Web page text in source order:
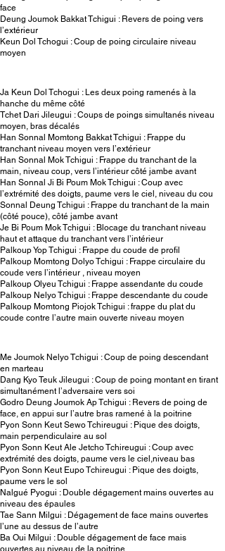
face
Deung Joumok Bakkat Tchigui : Revers de poing vers
l’extérieur
Keun Dol Tchogui : Coup de poing circulaire niveau
moyen
Ja Keun Dol Tchogui : Les deux poing ramenés à la
hanche du même côté
Tchet Dari Jileugui : Coups de poings simultanés niveau
moyen, bras décalés
Han Sonnal Momtong Bakkat Tchigui : Frappe du
tranchant niveau moyen vers l’extérieur
Han Sonnal Mok Tchigui : Frappe du tranchant de la
main, niveau coup, vers l’intérieur côté jambe avant
Han Sonnal Ji Bi Poum Mok Tchigui : Coup avec
l’extrémité des doigts, paume vers le ciel, niveau du cou
Sonnal Deung Tchigui : Frappe du tranchant de la main
(côté pouce), côté jambe avant
Je Bi Poum Mok Tchigui : Blocage du tranchant niveau
haut et attaque du tranchant vers l’intérieur
Palkoup Yop Tchigui : Frappe du coude de profil
Palkoup Momtong Dolyo Tchigui : Frappe circulaire du
coude vers l’intérieur , niveau moyen
Palkoup Olyeu Tchigui : Frappe assendante du coude
Palkoup Nelyo Tchigui : Frappe descendante du coude
Palkoup Momtong Piojok Tchigui : frappe du plat du
coude contre l’autre main ouverte niveau moyen
Me Joumok Nelyo Tchigui : Coup de poing descendant
en marteau
Dang Kyo Teuk Jileugui : Coup de poing montant en tirant
simultanément l’adversaire vers soi
Godro Deung Joumok Ap Tchigui : Revers de poing de
face, en appui sur l’autre bras ramené à la poitrine
Pyon Sonn Keut Sewo Tchireugui : Pique des doigts,
main perpendiculaire au sol
Pyon Sonn Keut Ale Jetcho Tchireugui : Coup avec
extrémité des doigts, paume vers le ciel,niveau bas
Pyon Sonn Keut Eupo Tchireugui : Pique des doigts,
paume vers le sol
Nalgué Pyogui : Double dégagement mains ouvertes au
niveau des épaules
Tae Sann Milgui : Dégagement de face mains ouvertes
l’une au dessus de l’autre
Ba Oui Milgui : Double dégagement de face mais
ouvertes au niveau de la poitrine